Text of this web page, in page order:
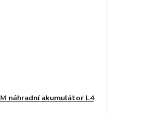
náhradní akumulátor L4